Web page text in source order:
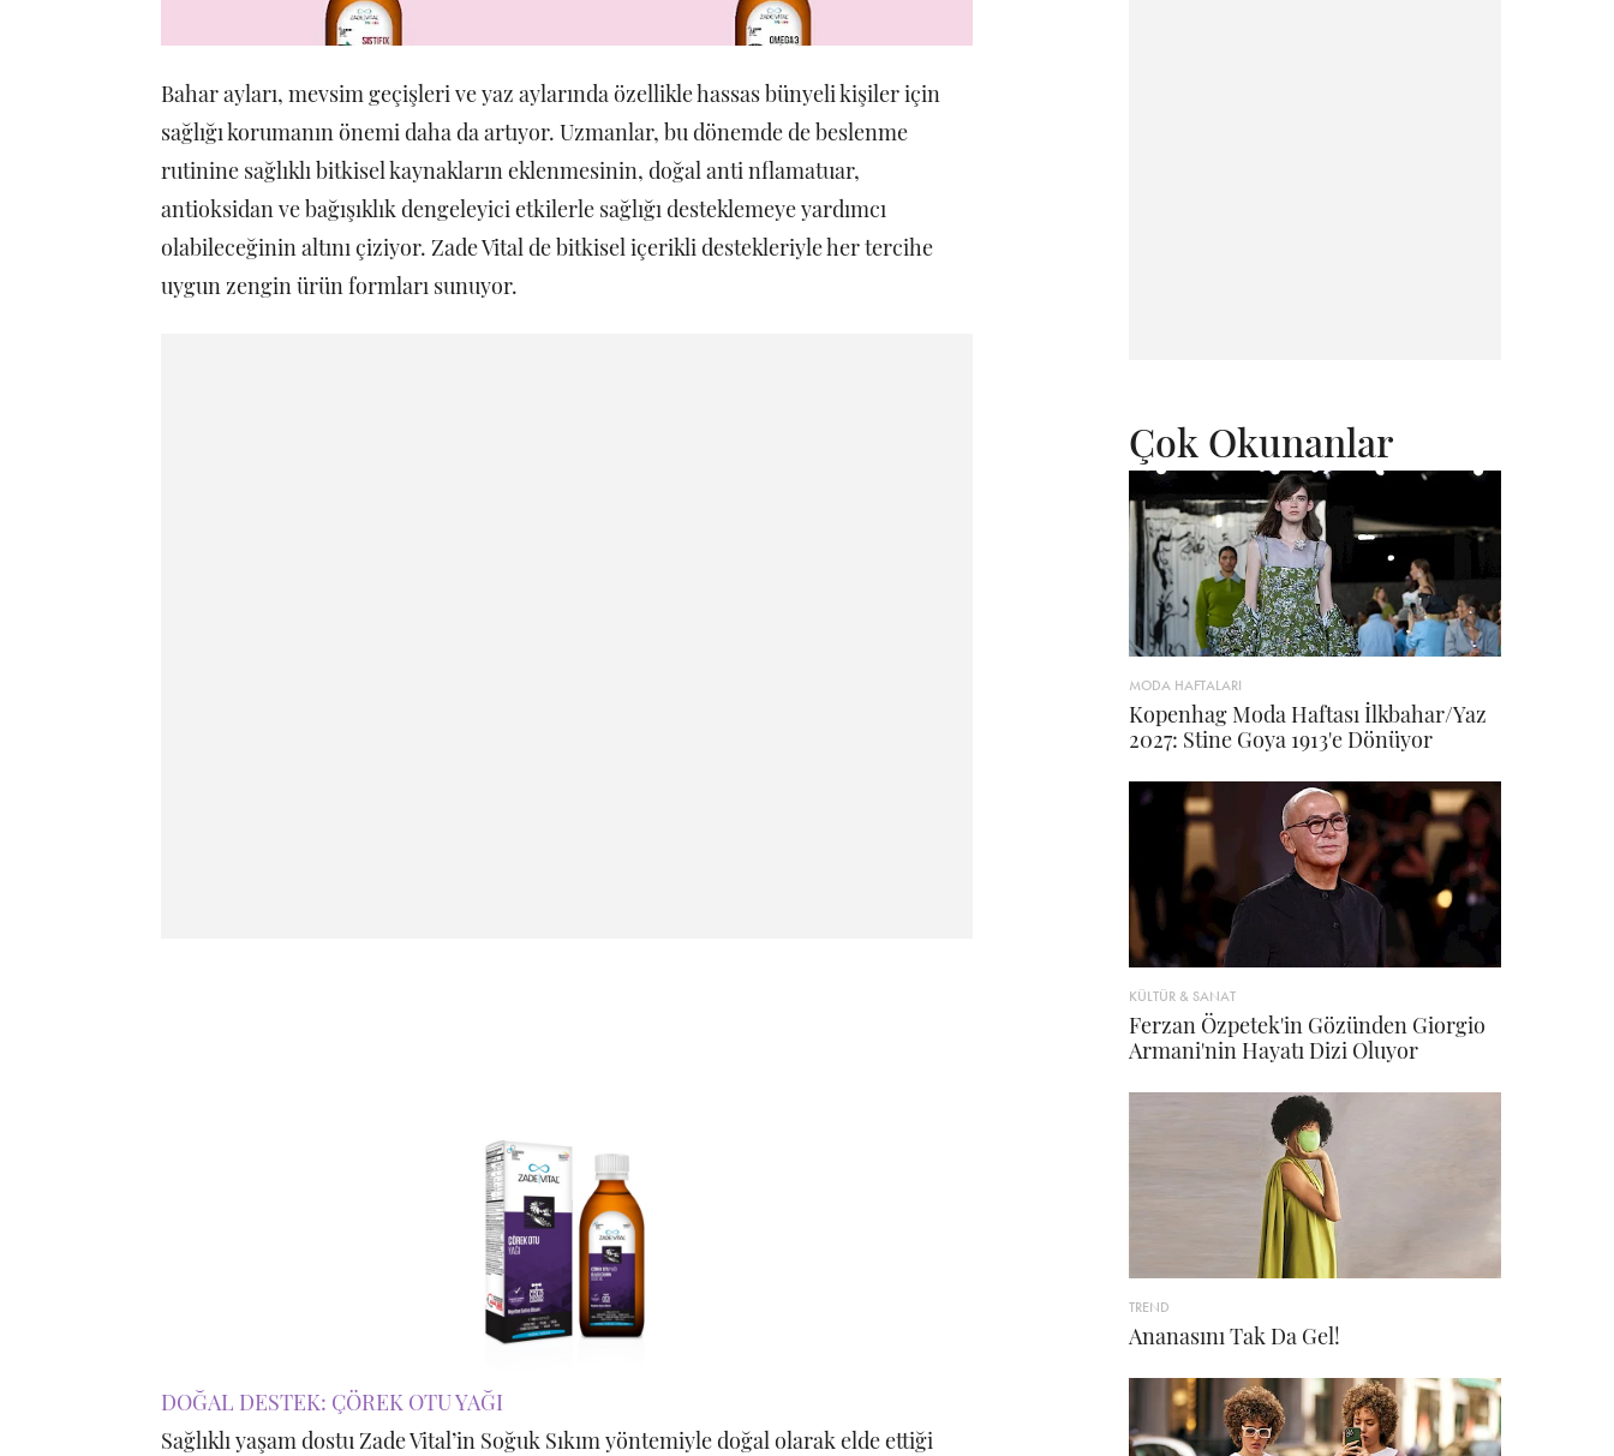
Bahar ayları, mevsim geçişleri ve yaz aylarında özellikle hassas bünyeli kişiler için
sağlığı korumanın önemi daha da artıyor. Uzmanlar, bu dönemde de beslenme
rutinine sağlıklı bitkisel kaynakların eklenmesinin, doğal anti nflamatuar,
antioksidan ve bağışıklık dengeleyici etkilerle sağlığı desteklemeye yardımcı
olabileceğinin altını çiziyor. Zade Vital de bitkisel içerikli destekleriyle her tercihe
uygun zengin ürün formları sunuyor.
DOĞAL DESTEK: ÇÖREK OTU YAĞI
Sağlıklı yaşam dostu Zade Vital’in Soğuk Sıkım yöntemiyle doğal olarak elde ettiği
Çok Okunanlar
MODA HAFTALARI
Kopenhag Moda Haftası İlkbahar/Yaz
2027: Stine Goya 1913'e Dönüyor
KÜLTÜR & SANAT
Ferzan Özpetek'in Gözünden Giorgio
Armani'nin Hayatı Dizi Oluyor
TREND
Ananasını Tak Da Gel!